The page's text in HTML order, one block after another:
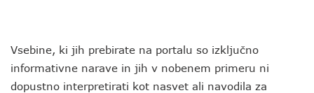
Vsebine, ki jih prebirate na portalu so izključno
informativne narave in jih v nobenem primeru ni
dopustno interpretirati kot nasvet ali navodila za